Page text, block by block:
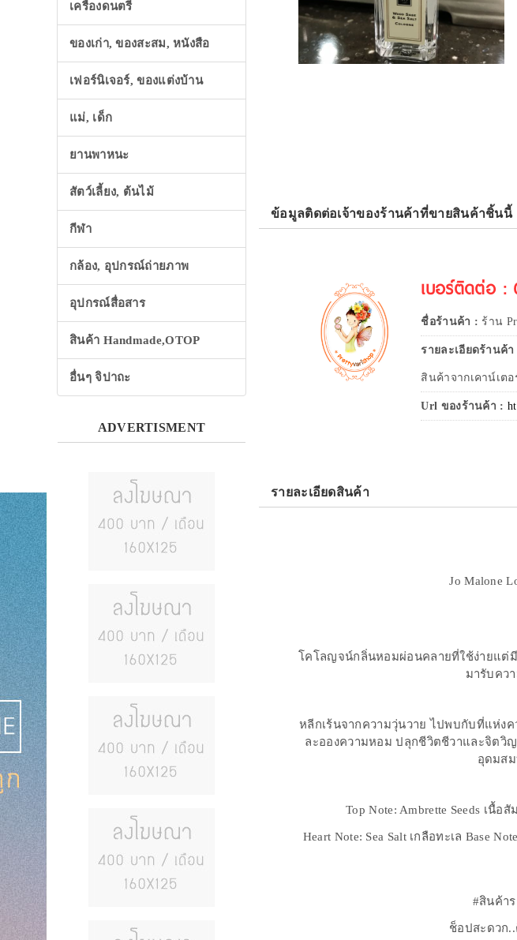
เครื่องดนตรี
ของเก่า, ของสะสม, หนังสือ
เฟอร์นิเจอร์, ของแต่งบ้าน
แม่, เด็ก
ยานพาหนะ
สัตว์เลี้ยง, ต้นไม้
กีฬา
กล้อง, อุปกรณ์ถ่ายภาพ
อุปกรณ์สื่อสาร
สินค้า Handmade,OTOP
อื่นๆ จิปาถะ
ADVERTISMENT
ข้อมูลติดต่อเจ้าของร้านค้าที่ขายสินค้าชิ้นนี้
เบอร์ติดต่อ :
ชื่อร้านค้า : ร้าน
รายละเอียดร้านค้า
สินค้าจากเคาน์เต
Url ของร้านค้า :
รายละเอียดสินค้า
Jo Malone
โคโลญจน์กลิ่นหอมผ่อนคลายที่ใช้ง่ายแต่
มารับคว
หลีกเร้นจากความวุ่นวาย ไปพบกับที่แห่ง
ละอองความหอม ปลุกชีวิตชีวาและจิตวิ
อุดมส
Top Note: Ambrette Seeds เนื้
Heart Note: Sea Salt เกลือทะเล Base
#สินค้า
ช็อปสะดวก